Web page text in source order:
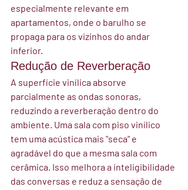
especialmente relevante em
apartamentos, onde o barulho se
propaga para os vizinhos do andar
inferior.
Redução de Reverberação
A superfície vinílica absorve
parcialmente as ondas sonoras,
reduzindo a reverberação dentro do
ambiente. Uma sala com piso vinílico
tem uma acústica mais "seca" e
agradável do que a mesma sala com
cerâmica. Isso melhora a inteligibilidade
das conversas e reduz a sensação de